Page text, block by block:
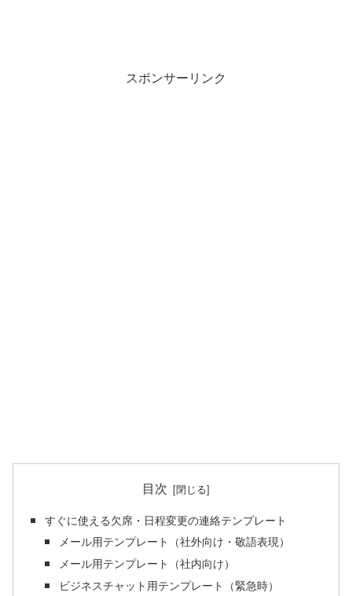
スポンサーリンク
目次
すぐに使える欠席・日程変更の連絡テンプレート
メール用テンプレート（社外向け・敬語表現）
メール用テンプレート（社内向け）
ビジネスチャット用テンプレート（緊急時）